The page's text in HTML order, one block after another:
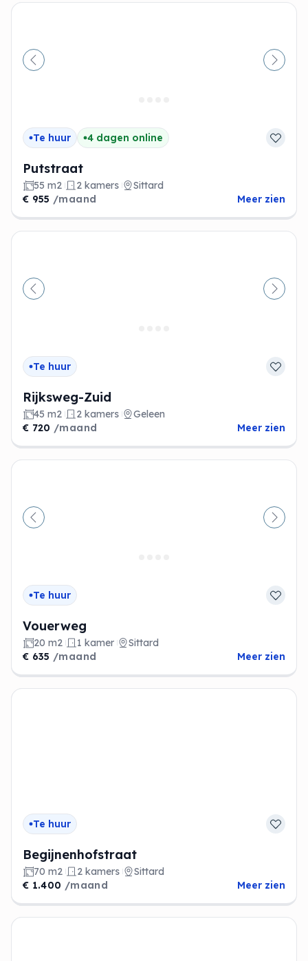
Vorige
Te huur 4 dagen online
Putstraat
55 m2 2 kamers
Sittard
€ 955 /maand Meer zien
Vorige
Te huur
Rijksweg-Zuid
45 m2 2 kamers
Geleen
€ 720 /maand Meer zien
Vorige
Te huur
Vouerweg
20 m2 1 kamer
Sittard
€ 635 /maand Meer zien
Te huur
Begijnenhofstraat
70 m2 2 kamers
Sittard
€ 1.400 /maand Meer zien